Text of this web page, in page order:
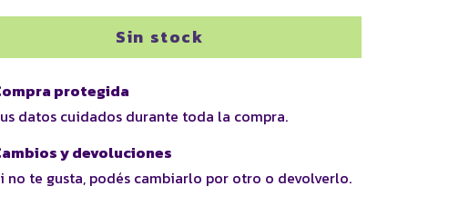
protegida
datos cuidados durante toda la compra.
y devoluciones
no te gusta, podés cambiarlo por otro o devolverlo.